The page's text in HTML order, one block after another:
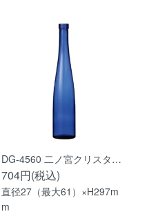
DG-4560 二ノ宮クリスタ…
704円(税込)
直径27（最大61）×H297m
m